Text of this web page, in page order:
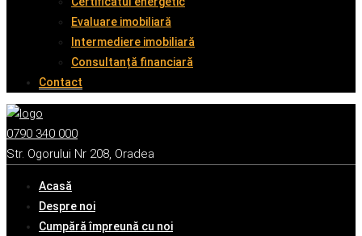
Evaluare imobiliară
Intermediere imobiliară
Consultanță financiară
Contact
0790 340 000
Str. Ogorului Nr 208, Oradea
Acasă
Despre noi
Cumpără împreună cu noi